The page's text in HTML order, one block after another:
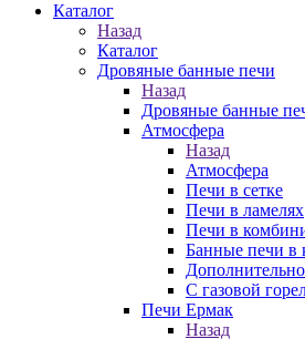
Каталог
Назад
Каталог
Дровяные банные печи
Назад
Дровяные банные
Атмосфера
Назад
Атмосфера
Печи в сетке
Печи в ламелях
Печи в
Банные печи в
С газовой
Печи Ермак
Назад